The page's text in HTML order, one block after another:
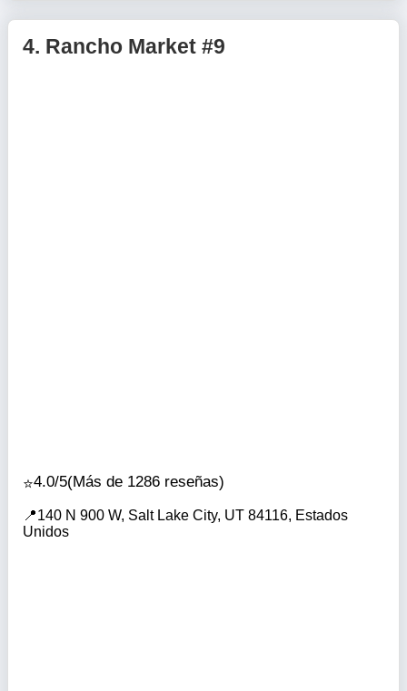
4. Rancho Market #9
4.0/5(Más de 1286 reseñas)
140 N 900 W, Salt Lake City, UT 84116, Estados
Unidos